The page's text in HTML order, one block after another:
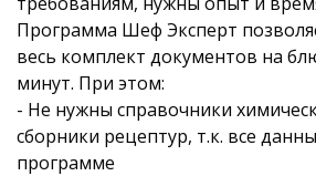
Программа Шеф Эксперт
весь комплект документов на
минут. При этом:
- Не нужны справочники
сборники рецептур, т.к. все
программе